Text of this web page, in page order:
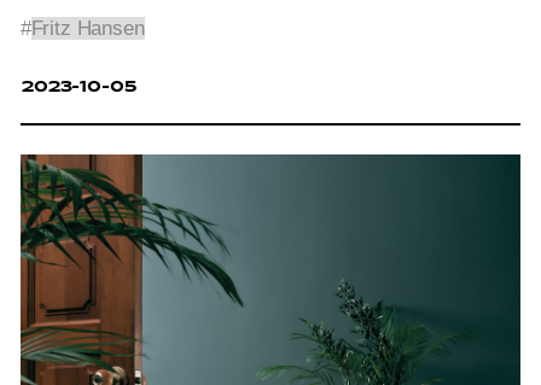
#Fritz Hansen
2023-10-05